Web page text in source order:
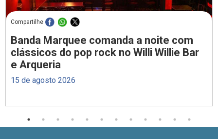
Compartilhe
Banda Marquee comanda a noite com
clássicos do pop rock no Willi Willie Bar
e Arqueria
15 de agosto 2026